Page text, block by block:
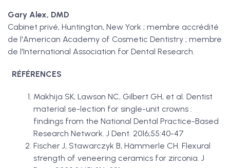
Gary Alex, DMD
Cabinet privé, Huntington, New York ; membre accrédité
de l'American Academy of Cosmetic Dentistry ; membre
de l'International Association for Dental Research.
RÉFÉRENCES
Makhija SK, Lawson NC, Gilbert GH, et al. Dentist
material se-lection for single-unit crowns :
findings from the National Dental Practice-Based
Research Network. J Dent. 2016;55:40-47
Fischer J, Stawarczyk B, Hämmerle CH. Flexural
strength of veneering ceramics for zirconia. J